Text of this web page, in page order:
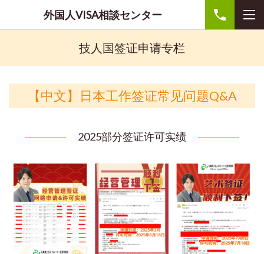
外国人VISA相談センター
技人国签证申请专栏
【中文】日本工作签证常见问题Q&A
2025部分签证许可实绩